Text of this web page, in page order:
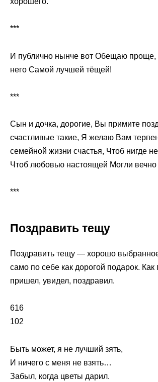
***
И публично нынче вот Обещаю проще,
него Самой лучшей тёщей!
***
Сын и дочка, дорогие, Вы примите
счастливые такие, Я желаю Вам
семейной жизни счастья, Чтоб нигде
Чтоб любовью настоящей Могли вечно
***
Поздравить тещу
Поздравить тещу — хорошо
само по себе как дорогой подарок.
пришел, увидел, поздравил.
616
102
Быть может, я не лучший зять,
И ничего с меня не взять…
Забыл, когда цветы дарил.